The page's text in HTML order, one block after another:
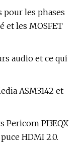
pour les phases
et les MOSFET
audio et ce qui
ASM3142 et
Pericom PI3EQX
HDMI 2.0.